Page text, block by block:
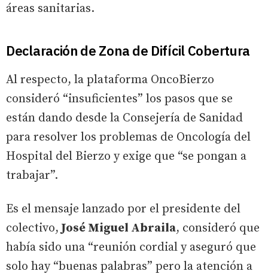
áreas sanitarias.
Declaración de Zona de Difícil Cobertura
Al respecto, la plataforma OncoBierzo
consideró “insuficientes” los pasos que se
están dando desde la Consejería de Sanidad
para resolver los problemas de Oncología del
Hospital del Bierzo y exige que “se pongan a
trabajar”.
Es el mensaje lanzado por el presidente del
colectivo, José Miguel Abraila, consideró que
había sido una “reunión cordial y aseguró que
solo hay “buenas palabras” pero la atención a